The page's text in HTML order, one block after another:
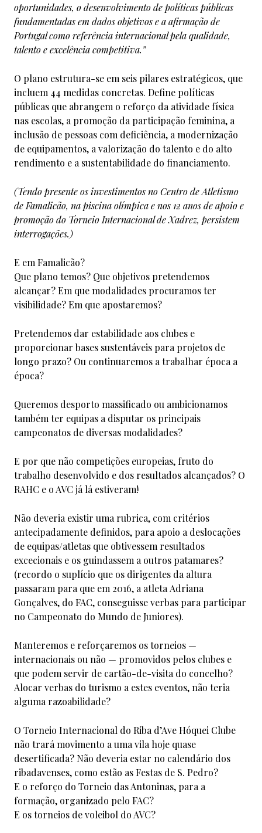
oportunidades, o desenvolvimento de políticas públicas
fundamentadas em dados objetivos e a afirmação de
Portugal como referência internacional pela qualidade,
talento e excelência competitiva.”
O plano estrutura-se em seis pilares estratégicos, que
incluem 44 medidas concretas. Define políticas
públicas que abrangem o reforço da atividade física
nas escolas, a promoção da participação feminina, a
inclusão de pessoas com deficiência, a modernização
de equipamentos, a valorização do talento e do alto
rendimento e a sustentabilidade do financiamento.
(Tendo presente os investimentos no Centro de Atletismo
de Famalicão, na piscina olímpica e nos 12 anos de apoio e
promoção do Torneio Internacional de Xadrez, persistem
interrogações.)
E em Famalicão?
Que plano temos? Que objetivos pretendemos
alcançar? Em que modalidades procuramos ter
visibilidade? Em que apostaremos?
Pretendemos dar estabilidade aos clubes e
proporcionar bases sustentáveis para projetos de
longo prazo? Ou continuaremos a trabalhar época a
época?
Queremos desporto massificado ou ambicionamos
também ter equipas a disputar os principais
campeonatos de diversas modalidades?
E por que não competições europeias, fruto do
trabalho desenvolvido e dos resultados alcançados? O
RAHC e o AVC já lá estiveram!
Não deveria existir uma rubrica, com critérios
antecipadamente definidos, para apoio a deslocações
de equipas/atletas que obtivessem resultados
excecionais e os guindassem a outros patamares?
(recordo o suplício que os dirigentes da altura
passaram para que em 2016, a atleta Adriana
Gonçalves, do FAC, conseguisse verbas para participar
no Campeonato do Mundo de Juniores).
Manteremos e reforçaremos os torneios —
internacionais ou não — promovidos pelos clubes e
que podem servir de cartão-de-visita do concelho?
Alocar verbas do turismo a estes eventos, não teria
alguma razoabilidade?
O Torneio Internacional do Riba d’Ave Hóquei Clube
não trará movimento a uma vila hoje quase
desertificada? Não deveria estar no calendário dos
ribadavenses, como estão as Festas de S. Pedro?
E o reforço do Torneio das Antoninas, para a
formação, organizado pelo FAC?
E os torneios de voleibol do AVC?